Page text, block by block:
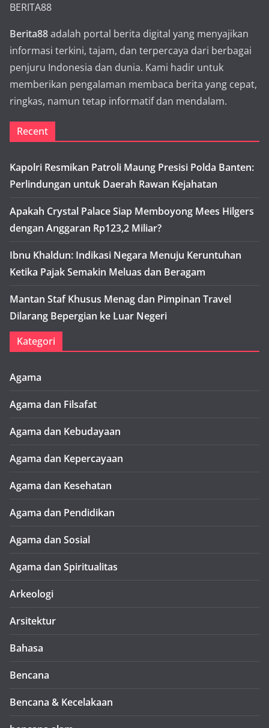
BERITA88
Berita88adalah portal berita digital yang menyajikan
informasi terkini, tajam, dan terpercaya dari berbagai
penjuru Indonesia dan dunia. Kami hadir untuk
memberikan pengalaman membaca berita yang cepat,
ringkas, namun tetap informatif dan mendalam.
Recent
Kapolri Resmikan Patroli Maung Presisi Polda Banten:
Perlindungan untuk Daerah Rawan Kejahatan
Apakah Crystal Palace Siap Memboyong Mees Hilgers
dengan Anggaran Rp123,2 Miliar?
Ibnu Khaldun: Indikasi Negara Menuju Keruntuhan
Ketika Pajak Semakin Meluas dan Beragam
Mantan Staf Khusus Menag dan Pimpinan Travel
Dilarang Bepergian ke Luar Negeri
Kategori
Agama
Agama dan Filsafat
Agama dan Kebudayaan
Agama dan Kepercayaan
Agama dan Kesehatan
Agama dan Pendidikan
Agama dan Sosial
Agama dan Spiritualitas
Arkeologi
Arsitektur
Bahasa
Bencana
Bencana & Kecelakaan